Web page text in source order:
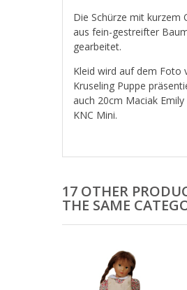
Die Schürze mit kurzem
aus fein-gestreifter
gearbeitet.
Kleid wird auf dem Foto
Kruseling Puppe
auch 20cm Maciak
KNC Mini.
17 OTHER
THE SAME